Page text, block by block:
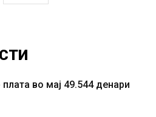
во мај 49.544 денари